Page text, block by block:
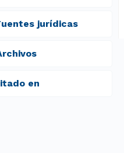
Fuentes jurídicas
archivos
Citado en